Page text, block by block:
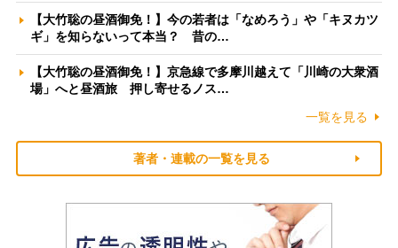
【大竹聡の昼酒御免！】今の若者は「なめろう」や「キヌカツ
ギ」を知らないって本当？ 昔の…
【大竹聡の昼酒御免！】京急線で多摩川越えて「川崎の大衆酒
場」へと昼酒旅 押し寄せるノス…
一覧を見る
著者・連載の一覧を見る